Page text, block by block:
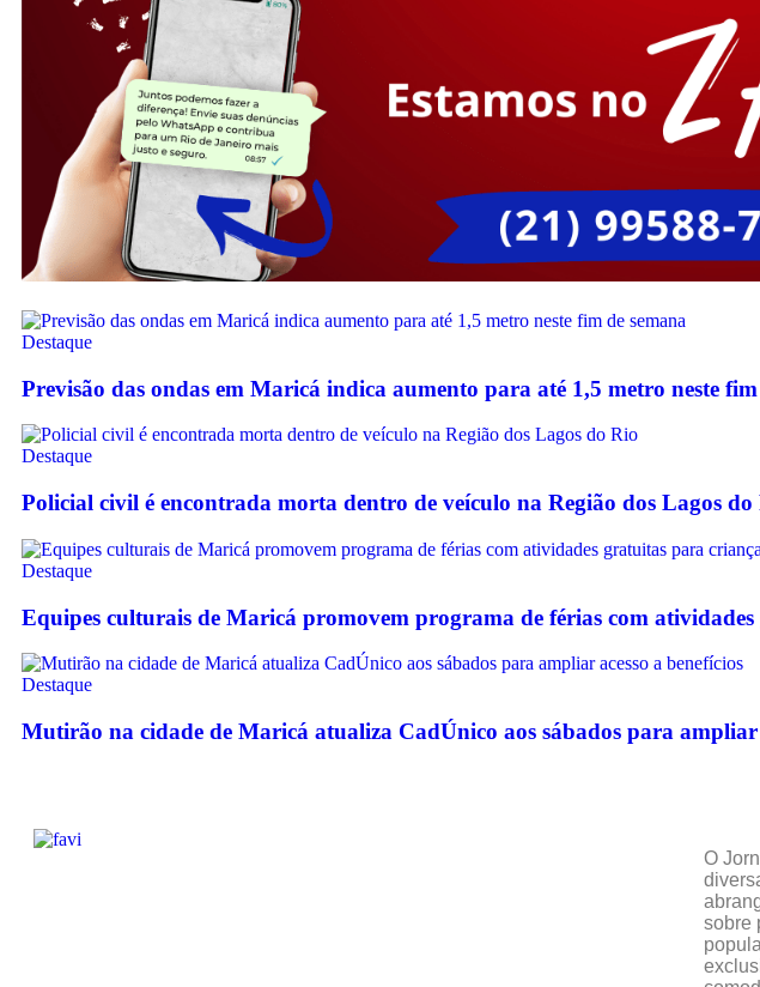
Destaque
Previsão das ondas em Maricá indica aumento para até 1,5 metro neste fim
Destaque
Policial civil é encontrada morta dentro de veículo na Região dos Lagos do
Destaque
Equipes culturais de Maricá promovem programa de férias com
Destaque
Mutirão na cidade de Maricá atualiza CadÚnico aos sábados para ampliar
O
sobre